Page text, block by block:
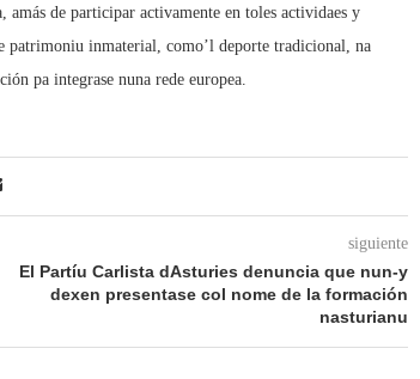
de participar activamente en toles actividaes y
patrimoniu inmaterial, como’l deporte tradicional, na
pa integrase nuna rede europea.
siguiente
El Partíu Carlista dAsturies denuncia que nun-y
dexen presentase col nome de la formación
nasturianu